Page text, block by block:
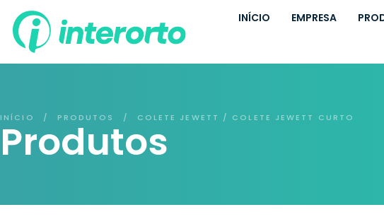
INÍCIO EMPRESA
INÍCIO / PRODUTOS / COLETE JEWETT / COLETE JEWETT CURTO
Produtos